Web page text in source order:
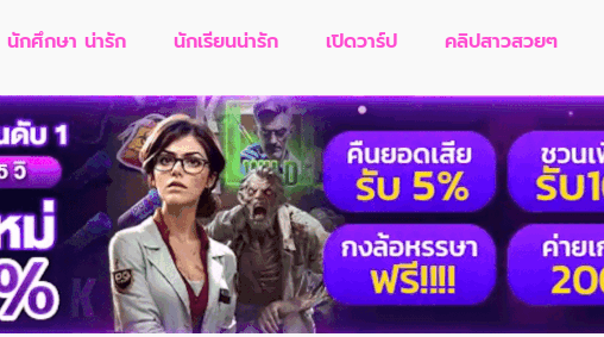
นักศึกษา น่ารัก นักเรียนน่ารัก เปิดวาร์ป คลิปสาวสวยๆ